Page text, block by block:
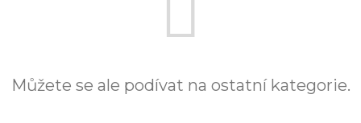
Můžete se ale podívat na ostatní kategorie.